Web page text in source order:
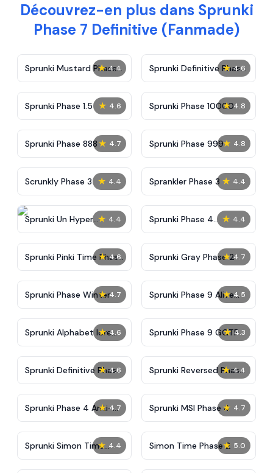
Découvrez-en plus dans Sprunki
Phase 7 Definitive (Fanmade)
★ 4.4
Sprunki Mustard Phase
2
★ 4.6
Sprunki Definitive Phase
7
★ 4.6
Sprunki Phase 1.5 ★ 4.8
Sprunki Phase 10000
★ 4.7
Sprunki Phase 888 ★ 4.8
Sprunki Phase 999
★ 4.4
Scrunkly Phase 3 ★ 4.4
Sprankler Phase 3
★ 4.4
Sprunki Un Hyper
Shifted Phase 4
★ 4.4
Sprunki Phase 4
Alternate Edition
★ 4.6
Sprunki Pinki Time Phase
3
★ 4.7
Sprunki Gray Phase 2
★ 4.7
Sprunki Phase Winter ★ 4.5
Sprunki Phase 9 Alive
And Malediction
★ 4.6
Sprunki Alphabet lore
Arabic Phase 3
★ 4.3
Sprunki Phase 9 GGTP
★ 4.6
Sprunki Definitive Phase
9 New
★ 4.4
Sprunki Reversed Phase
3 Definitive
★ 4.7
Sprunki Phase 4 Anti-
Shifted
★ 4.7
Sprunki MSI Phase 4
★ 4.4
Sprunki Simon Time
Phase 2
★ 5.0
Simon Time Phase 2